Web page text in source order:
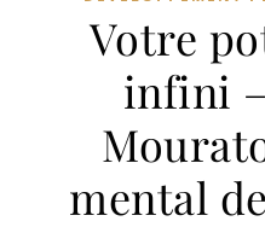
Votre
infini
mental